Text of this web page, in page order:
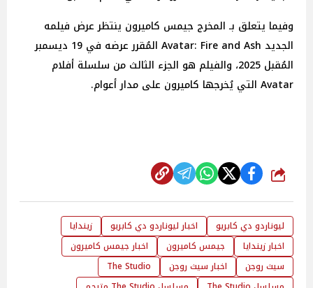
وفيما يتعلق بـ المخرج جيمس كاميرون ينتظر عرض فيلمه
الجديد Avatar: Fire and Ash المُقرر عرضه في 19 ديسمبر
المُقبل 2025، والفيلم هو الجزء الثالث من سلسلة أفلام
Avatar التي يُخرجها كاميرون على مدار أعوام.
شارك
ليوناردو دي كابريو اخبار ليوناردو دي كابريو
زيندايا
اخبار زيندايا
جيمس كاميرون
اخبار جيمس كاميرون
سيث روجن
اخبار سيث روجن
The Studio